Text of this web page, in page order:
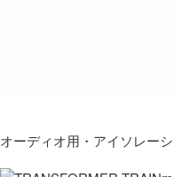
オーディオ用・アイソレー